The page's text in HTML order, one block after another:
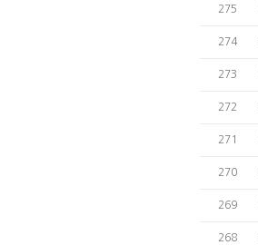
275
274
273
272
271
270
269
268